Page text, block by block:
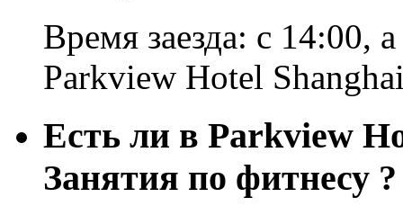
Время заезда: с 14:00,
Parkview Hotel
Есть ли в Parkview
Занятия по фитнесу ?